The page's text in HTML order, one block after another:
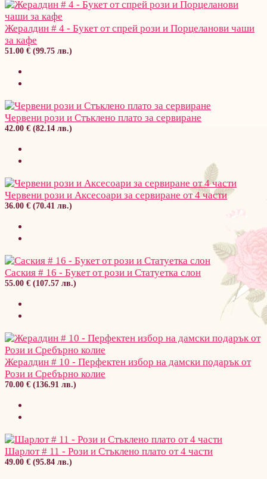
Жералдин # 4 - Букет от спрей рози и Порцеланови чаши
за кафе
51.00 € (99.75 лв.)
Червени рози и Стъклено плато за сервиране
42.00 € (82.14 лв.)
Червени рози и Аксесоари за сервиране от 4 части
36.00 € (70.41 лв.)
Саския # 16 - Букет от рози и Статуетка слон
55.00 € (107.57 лв.)
Жералдин # 10 - Перфектен избор на дамски подарък от
Рози и Сребърно колие
70.00 € (136.91 лв.)
Шарлот # 11 - Рози и Стъклено плато от 4 части
49.00 € (95.84 лв.)